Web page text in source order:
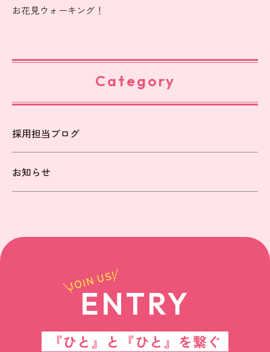
お花見ウォーキング！
Category
採用担当ブログ
お知らせ
JOIN US!
ENTRY
『ひと』と『ひと』を繋ぐ